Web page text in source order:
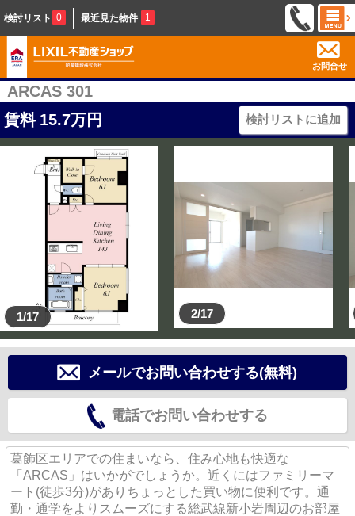
検討リスト 0 最近見た物件 1
お問合せ
ARCAS 301
賃料 15.7万円 検討リストに追加
1/17 2/17
メールでお問い合わせする(無料)
電話でお問い合わせする
葛飾区エリアでの住まいなら、住み心地も快適な
「ARCAS」はいかがでしょうか。近くにはファミリーマ
ート(徒歩3分)がありちょっとした買い物に便利です。通
勤・通学をよりスムーズにする総武線新小岩周辺のお部屋